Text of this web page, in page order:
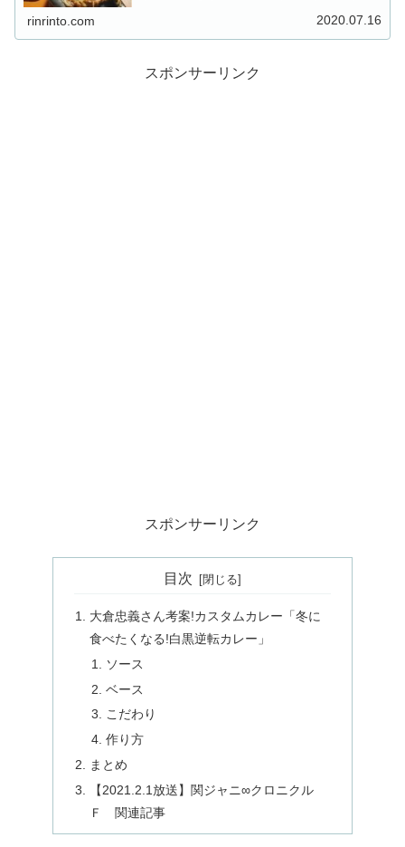
rinrinto.com 2020.07.16
スポンサーリンク
スポンサーリンク
目次
大倉忠義さん考案!カスタムカレー「冬に
食べたくなる!白黒逆転カレー」
ソース
ベース
こだわり
作り方
まとめ
【2021.2.1放送】関ジャニ∞クロニクル
Ｆ 関連記事